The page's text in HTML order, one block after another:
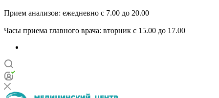
Прием анализов: ежедневно с 7.00 до 20.00
Часы приема главного врача: вторник с 15.00 до 17.00